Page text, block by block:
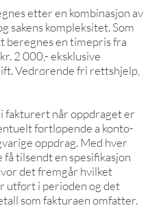
etter en kombinasjon av
sakens kompleksitet. Som
beregnes en timepris fra
2 000,- eksklusive
Vedrørende fri rettshjelp,
fakturert når oppdraget er
fortløpende a konto-
oppdrag. Med hver
tilsendt en spesifikasjon
det fremgår hvilket
utført i perioden og det
som fakturaen omfatter.